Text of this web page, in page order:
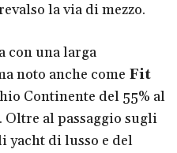
la via di mezzo.
con una larga
noto anche come Fit
Continente del 55% al
al passaggio sugli
yacht di lusso e del